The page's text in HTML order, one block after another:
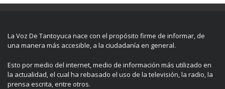
La Voz De Tantoyuca nace con el propósito firme de informar, de
una manera más accesible, a la ciudadanía en general.
Esto por medio del internet, medio de información más utilizado en
la actualidad, el cual ha rebasado el uso de la televisión, la radio, la
prensa escrita, entre otros.